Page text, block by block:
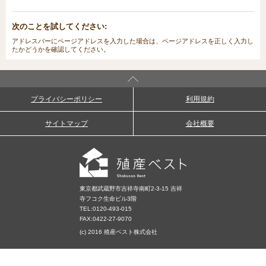
次のことを試してください:
アドレスバーにページアドレスを入力した場合は、ページアドレスを正しく入力し
たかどうかを確認してください。
プライバシーポリシー 利用規約
サイトマップ 会社概要
東京都武蔵野市吉祥寺南町2-3-15 吉祥
寺フコク生命ビル3階
TEL:0120-493-015
FAX:0422-27-9070
(c) 2016 殖産ベスト株式会社